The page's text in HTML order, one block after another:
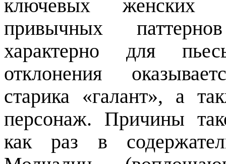
ключевых женских
привычных
характерно для
отклонения
старика «галант», а
персонаж. Причины
как раз в